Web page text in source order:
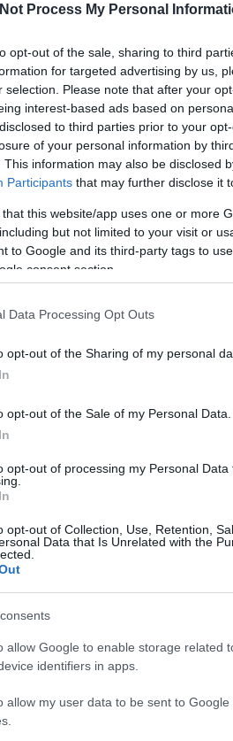
Process My Personal
opt-out of the sale, sharing to third
for targeted advertising by us,
selection. Please note that after your
interest-based ads based on
to third parties prior to your
of your personal information by
This information may also be disclosed
Participants that may further disclose it
that this website/app uses one or more
but not limited to your visit or
to Google and its third-party tags to
consent section.
Data Processing Opt Outs
opt-out of the Sharing of my personal
opt-out of the Sale of my Personal Data.
opt-out of processing my Personal Data
opt-out of Collection, Use, Retention,
Data that Is Unrelated with the
allow Google to enable storage related
identifiers in apps.
allow my user data to be sent to
viszont közel 6 évet tölt el a pincénél
palackban - aligha a gyors haszonra
hajtanak. Remek évjárat csúcson levő
kilenc éves kora ellenére még mindig
színben játszik, illata rendkívül intenzív,
megérett, erősen animálisan indul, majd
állatok hátrébb vonulnak, ahogy a
szellőzéssel nyílik és gazdagodik. Egy kis
gyógynövény, öreg meggylekvár,
íz, élénkebb acidok és picit
érett, de még évekig a platón lesz.7
Tetszik 0
tempranillo chateauneuf du pape
syrah
carignan graciano ramon bilbao clos de la
2012
Satöbbi Tokaji
Aszú 3